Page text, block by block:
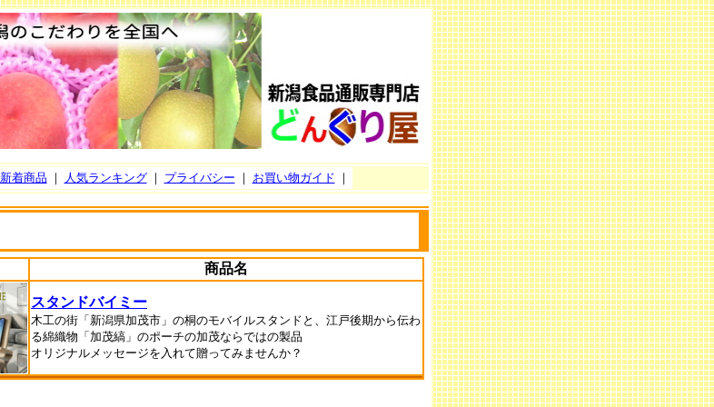
新着商品 ｜ 人気ランキング｜ プライバシー ｜ お買い物ガイド ｜
商品名
スタンドバイミー
木工の街「新潟県加茂市」の桐のモバイルスタンドと、江戸後期から伝わ
る綿織物「加茂縞」のポーチの加茂ならではの製品
オリジナルメッセージを入れて贈ってみませんか？